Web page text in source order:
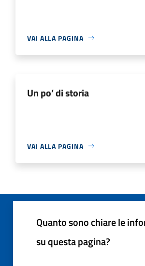
VAI ALLA PAGINA
Un po’ di storia
VAI ALLA PAGINA
Quanto sono chiare le
su questa pagina?